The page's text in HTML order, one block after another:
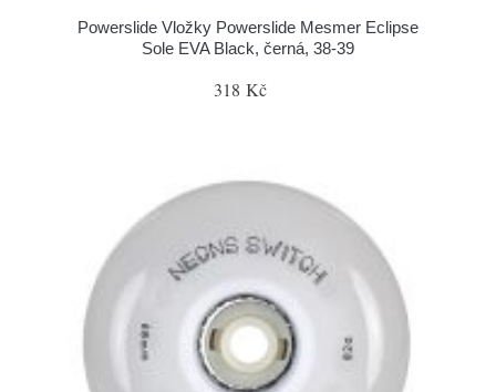
Powerslide Vložky Powerslide Mesmer Eclipse
Sole EVA Black, černá, 38-39
318 Kč